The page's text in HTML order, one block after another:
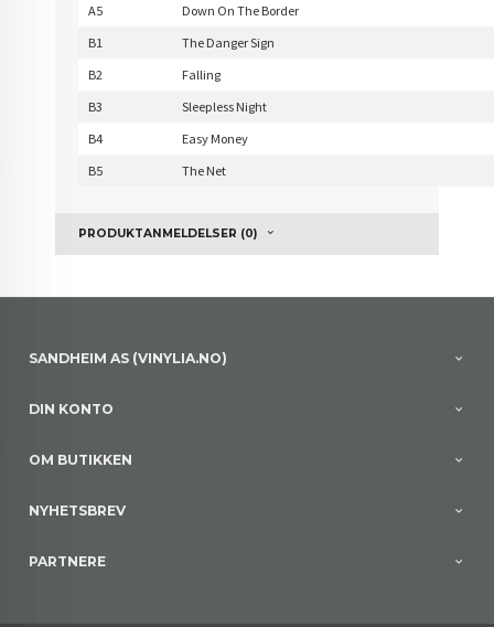
A5
Down On The Border
B1
The Danger Sign
B2
Falling
B3
Sleepless Night
B4
Easy Money
B5
The Net
PRODUKTANMELDELSER (0)
SANDHEIM AS (VINYLIA.NO)
DIN KONTO
OM BUTIKKEN
NYHETSBREV
PARTNERE